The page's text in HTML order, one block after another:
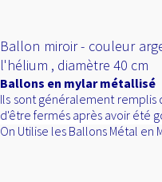
Ballon miroir - couleur
l'hélium , diamètre 40 cm
Ballons en mylar métallisé
Ils sont généralement
d'être fermés après avoir été
On Utilise les Ballons Métal